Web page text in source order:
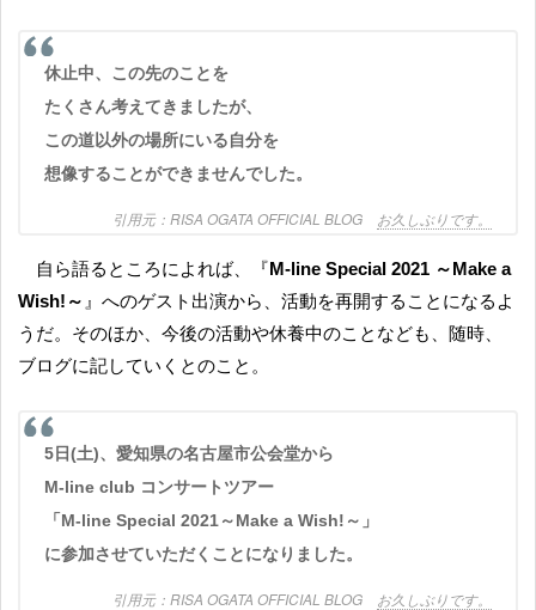
休止中、この先のことを
たくさん考えてきましたが、
この道以外の場所にいる自分を
想像することができませんでした。
RISA OGATA OFFICIAL BLOG お久しぶりです。
自ら語るところによれば、『M-line Special 2021 ～Make a
Wish!～ 』へのゲスト出演から、活動を再開することになるよ
うだ。そのほか、今後の活動や休養中のことなども、随時、
ブログに記していくとのこと。
5日(土)、愛知県の名古屋市公会堂から
M-line club コンサートツアー
「M-line Special 2021～Make a Wish!～」
に参加させていただくことになりました。
RISA OGATA OFFICIAL BLOG お久しぶりです。